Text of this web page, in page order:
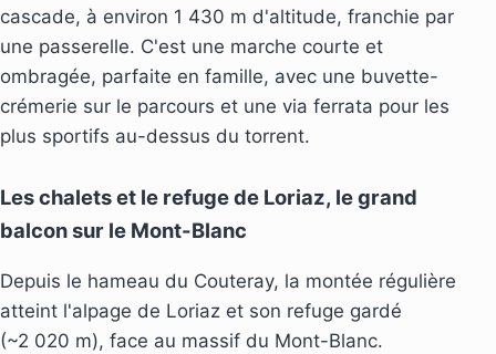
cascade, à environ 1 430 m d'altitude, franchie par
une passerelle. C'est une marche courte et
ombragée, parfaite en famille, avec une buvette-
crémerie sur le parcours et une via ferrata pour les
plus sportifs au-dessus du torrent.
Les chalets et le refuge de Loriaz, le grand
balcon sur le Mont-Blanc
Depuis le hameau du Couteray, la montée régulière
atteint l'alpage de Loriaz et son refuge gardé
(~2 020 m), face au massif du Mont-Blanc.